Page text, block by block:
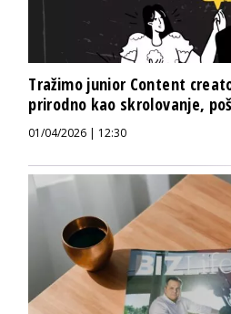
Tražimo junior Content
prirodno kao skrolovanje,
01/04/2026 | 12:30